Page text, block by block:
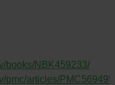
books/NBK459233/
pmc/articles/